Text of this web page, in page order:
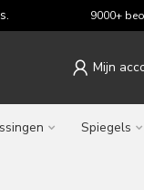
9000+
Mijn
Spiegels